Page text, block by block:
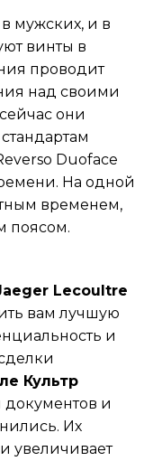
мужских, и в
винты в
проводит
над своими
они
Duoface
На одной
временем,
поясом.
Lecoultre
вам лучшую
и
Культр
документов и
Их
увеличивает